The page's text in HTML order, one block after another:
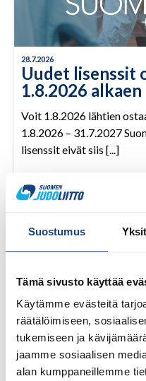
Suostumus
Tämä sivusto käyttää
Käytämme evästeitä
räätälöimiseen,
tukemiseen ja
jaamme sosiaalisen
alan kumppaneillemme
28.7.2026
Uudet lisenssit
1.8.2026 alkaen
Voit 1.8.2026 lähtien
1.8.2026 – 31.7.2027
lisenssit eivät siis [...]